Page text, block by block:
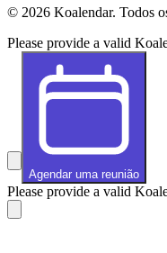
© 2026 Koalendar. Todos
Please provide a valid
Agendar uma reunião
Please provide a valid